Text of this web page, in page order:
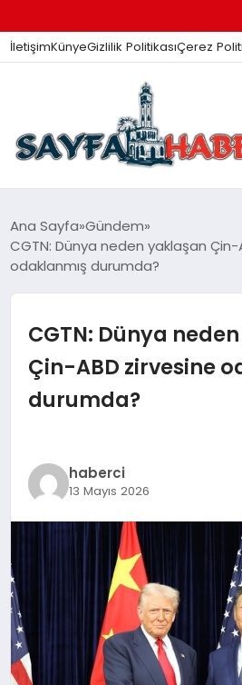
İletişimKünyeGizlilik PolitikasıÇerez
ANA SAYFA
GÜNDEM
İZMIR HABERLERI
EKONOMI
SPOR
Ana Sayfa Gündem
CGTN: Dünya neden yaklaşan Çin-
odaklanmış durumda?
CGTN: Dünya
Çin-ABD zirvesine
durumda?
haberci
13 Mayıs 2026